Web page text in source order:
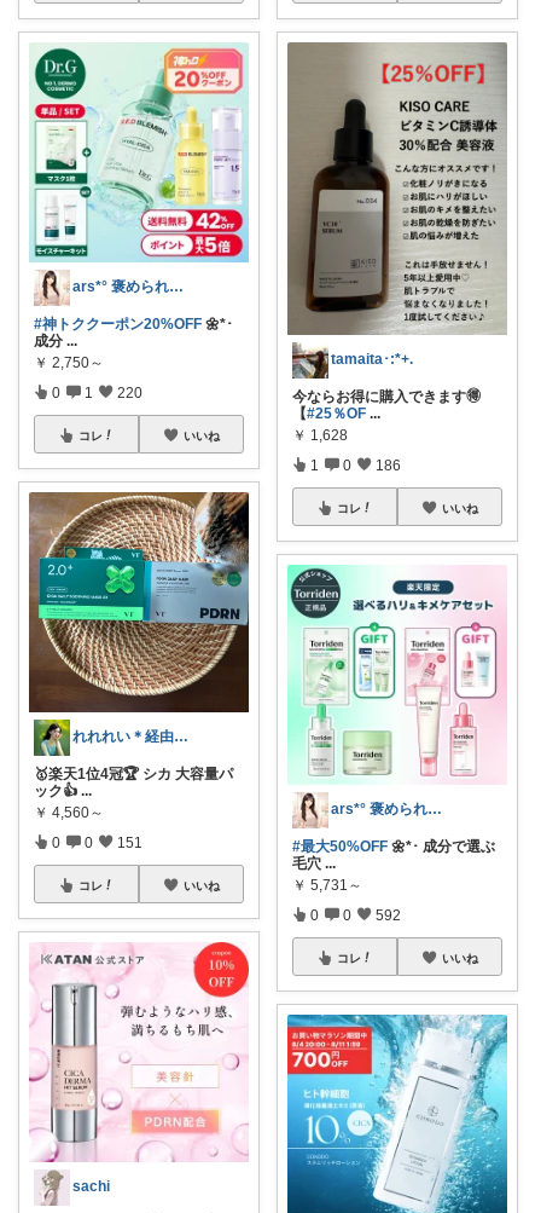
ars*° 褒められ美肌へ🫧
#神トククーポン20%OFF 🌼*･
成分 ...
￥ 2,750～
0 1 220
コレ いいね
れれれい＊経由購入ありがとうございます
🥇楽天1位4冠🏆 シカ 大容量パ
ック👍 ...
￥ 4,560～
0 0 151
コレ いいね
sachi
tamaita･:*+.
今ならお得に購入できます🉐
【#25％OF ...
￥ 1,628
1 0 186
コレ いいね
ars*° 褒められ美肌へ🫧
#最大50%OFF 🌼*･ 成分で選ぶ
毛穴 ...
￥ 5,731～
0 0 592
コレ いいね